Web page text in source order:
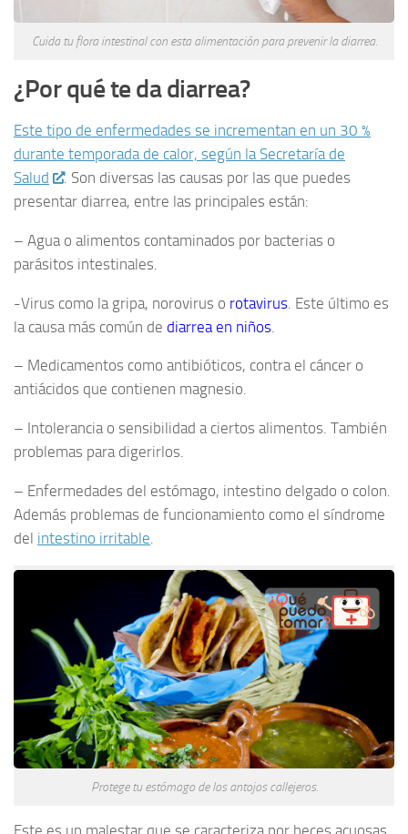
Cuida tu flora intestinal con esta alimentación para prevenir la diarrea.
¿Por qué te da diarrea?
Este tipo de enfermedades se incrementan en un 30 %
durante temporada de calor, según la Secretaría de
Salud
. Son diversas las causas por las que puedes
presentar diarrea, entre las principales están:
– Agua o alimentos contaminados por bacterias o
parásitos intestinales.
-Virus como la gripa, norovirus o rotavirus . Este último es
la causa más común de diarrea en niños
– Medicamentos como antibióticos, contra el cáncer o
antiácidos que contienen magnesio.
– Intolerancia o sensibilidad a ciertos alimentos. También
problemas para digerirlos.
– Enfermedades del estómago, intestino delgado o colon.
Además problemas de funcionamiento como el síndrome
del intestino irritable
Protege tu estómago de los antojos callejeros.